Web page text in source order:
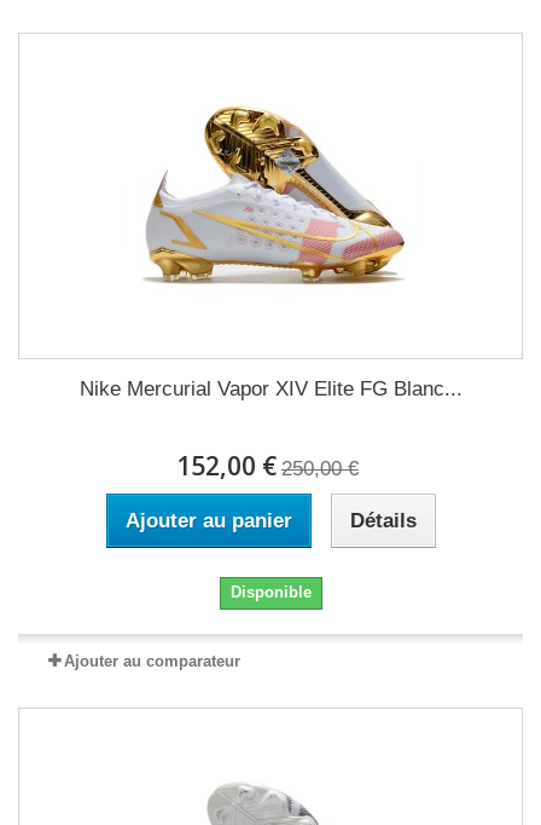
Nike Mercurial Vapor XIV Elite FG Blanc...
152,00 € 250,00 €
Ajouter au panier Détails
Disponible
Ajouter au comparateur